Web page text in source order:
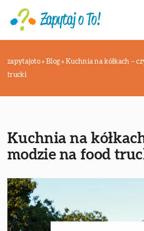
zapytajoto » Blog »Kuchnia na kółkach –
trucki
Kuchnia na
modzie na food